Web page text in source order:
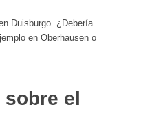
Duisburgo. ¿Debería
en Oberhausen o
el